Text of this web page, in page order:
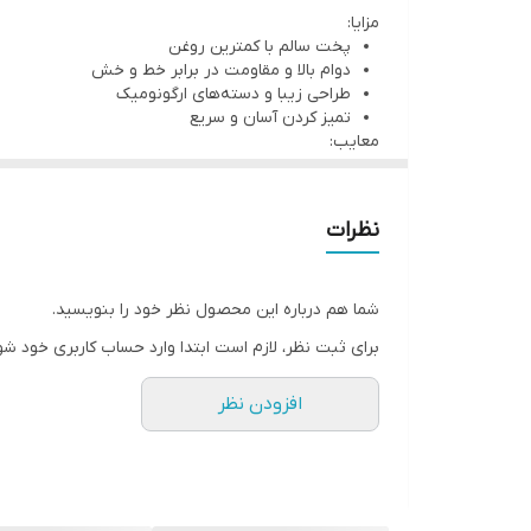
قابل استفاده برای انواع اجاق‌ها: گاز، برقی، سرامیکی،مزایا:
پخت سالم با کمترین روغن
دوام بالا و مقاومت در برابر خط و خش
طراحی زیبا و دسته‌های ارگونومیک
تمیز کردن آسان و سریع
معایب:
قابلمه ۲۴ سانتی‌متری Falez Swiss Crystal انتخابی ایده‌آل برای آشپزی سالم و راحت است. با پوشش نچسب سوئیسی و بدنه مقاوم، تجربه آشپزی ایمن و آسان را فراهم می‌کند.
نظرات
شما هم درباره این محصول نظر خود را بنویسید.
برای ثبت نظر، لازم است ابتدا وارد حساب کاربری خود
افزودن نظر